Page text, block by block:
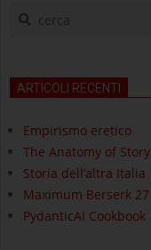
cerca
ARTICOLI RECENTI
Empirismo eretico
The Anatomy of Story
Storia dell’altra Italia
Maximum Berserk 27
PydanticAI Cookbook